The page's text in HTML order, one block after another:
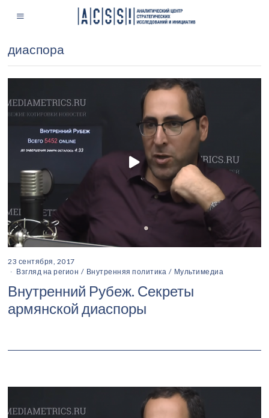
диаспора
23 сентября, 2017
Взгляд на регион / Внутренняя политика / Мультимедиа
Внутренний Рубеж. Секреты
армянской диаспоры